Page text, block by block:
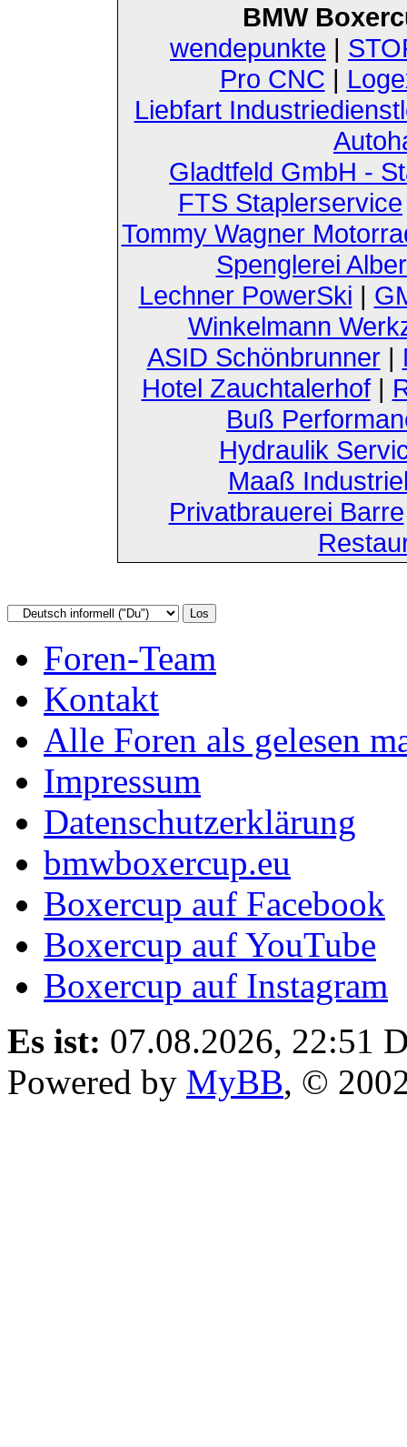
BMW
wendepunkte |
Pro CNC |
Liebfart
Gladtfeld GmbH -
FTS Staplerservice
Tommy Wagner
Spenglerei
Lechner PowerSki |
Winkelmann
ASID Schönbrunner|
Hotel Zauchtalerhof|
Buß
Hydraulik
Maaß
Privatbrauerei Barre
Foren-Team
Kontakt
Alle Foren als gelesen
Impressum
Datenschutzerklärung
bmwboxercup.eu
Boxercup auf Facebook
Boxercup auf YouTube
Boxercup auf Instagram
Es ist: 07.08.2026, 22:51
Powered by MyBB, ©